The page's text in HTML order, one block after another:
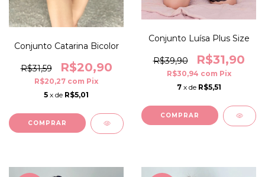
Conjunto Catarina Bicolor
R$31,59 R$20,90
R$20,27 com Pix
5 x de R$5,01
COMPRAR
Conjunto Luísa Plus Size
R$39,90 R$31,90
R$30,94 com Pix
7 x de R$5,51
COMPRAR